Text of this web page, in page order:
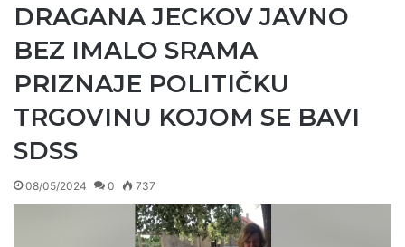
DRAGANA JECKOV JAVNO
BEZ IMALO SRAMA
PRIZNAJE POLITIČKU
TRGOVINU KOJOM SE BAVI
SDSS
08/05/2024 0 737